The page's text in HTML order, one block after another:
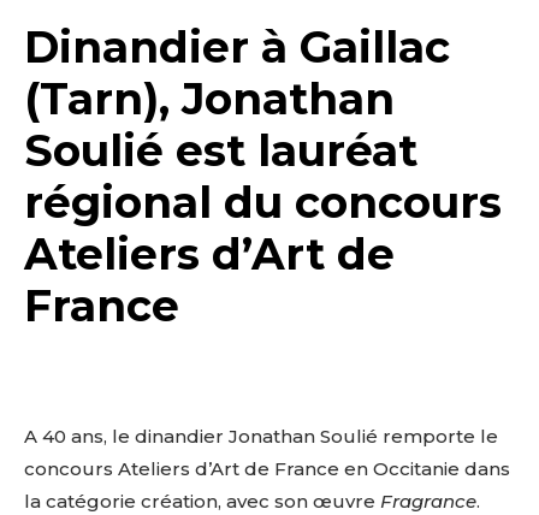
Dinandier à Gaillac
(Tarn), Jonathan
Soulié est lauréat
régional du concours
Ateliers d’Art de
France
A 40 ans, le dinandier Jonathan Soulié remporte le
concours Ateliers d’Art de France en Occitanie dans
la catégorie création, avec son œuvre Fragrance.